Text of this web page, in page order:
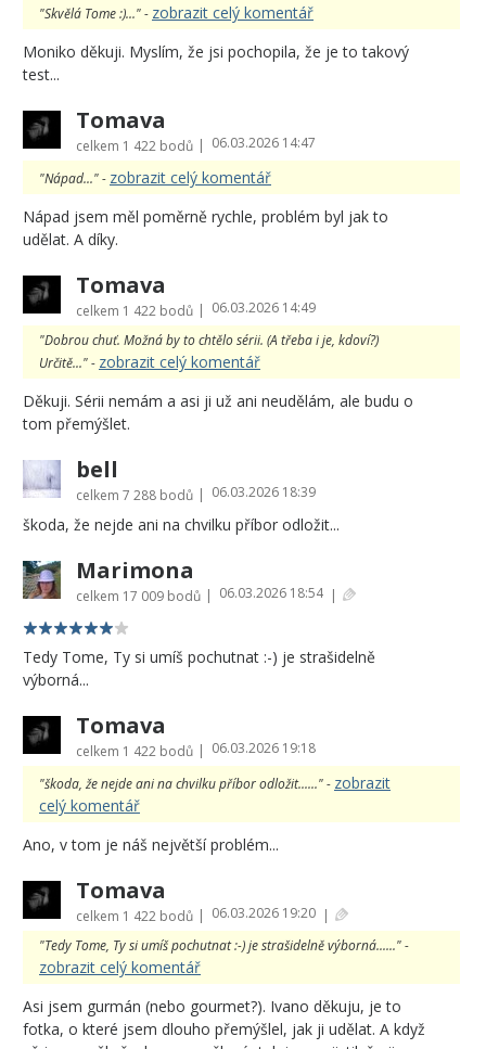
"Skvělá Tome :)..." - zobrazit celý komentář
Moniko děkuji. Myslím, že jsi pochopila, že je to takový
test...
Tomava
celkem 1 422 bodů | 06.03.2026 14:47
"Nápad..." - zobrazit celý komentář
Nápad jsem měl poměrně rychle, problém byl jak to
udělat. A díky.
Tomava
celkem 1 422 bodů | 06.03.2026 14:49
"Dobrou chuť. Možná by to chtělo sérii. (A třeba i je, kdoví?)
Určitě..." - zobrazit celý komentář
Děkuji. Sérii nemám a asi ji už ani neudělám, ale budu o
tom přemýšlet.
bell
celkem 7 288 bodů | 06.03.2026 18:39
škoda, že nejde ani na chvilku příbor odložit...
Marimona
celkem 17 009 bodů | 06.03.2026 18:54 |
Tedy Tome, Ty si umíš pochutnat :-) je strašidelně
výborná...
Tomava
celkem 1 422 bodů | 06.03.2026 19:18
"škoda, že nejde ani na chvilku příbor odložit......" - zobrazit
celý komentář
Ano, v tom je náš největší problém...
Tomava
celkem 1 422 bodů | 06.03.2026 19:20 |
"Tedy Tome, Ty si umíš pochutnat :-) je strašidelně výborná......" -
zobrazit celý komentář
Asi jsem gurmán (nebo gourmet?). Ivano děkuju, je to
fotka, o které jsem dlouho přemýšlel, jak ji udělat. A když